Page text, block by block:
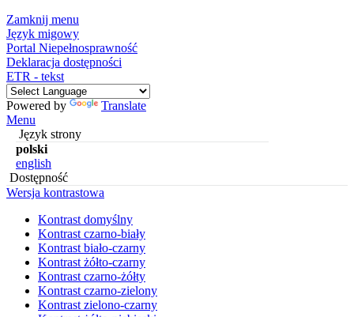
Zamknij menu
Język migowy
Portal Niepełnosprawność
Deklaracja dostępności
ETR - tekst
Powered by
Translate
Menu
Język strony
polski
english
Dostępność
Wersja kontrastowa
Kontrast domyślny
Kontrast czarno-biały
Kontrast biało-czarny
Kontrast żółto-czarny
Kontrast czarno-żółty
Kontrast czarno-zielony
Kontrast zielono-czarny